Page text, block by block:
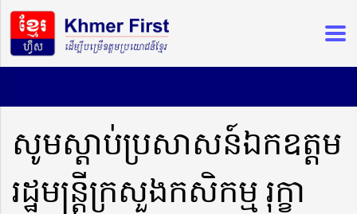
សូមស្តាប់ប្រសាសន៍ឯកឧត្តម
រដ្ឋមន្ត្រីក្រសួងកសិកម្ម​ រុក្ខា